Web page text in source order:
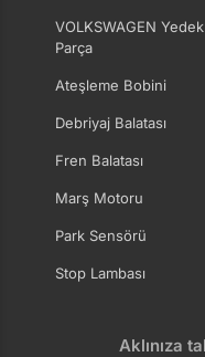
VOLKSWAGEN Yedek
Parça
Ateşleme Bobini
Debriyaj Balatası
Fren Balatası
Marş Motoru
Park Sensörü
Stop Lambası
Aklınıza